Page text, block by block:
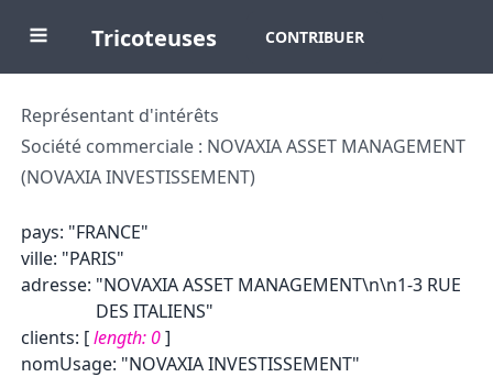
Tricoteuses CONTRIBUER
Représentant d'intérêts
Société commerciale : NOVAXIA ASSET MANAGEMENT
(NOVAXIA INVESTISSEMENT)
pays: "FRANCE"
ville: "PARIS"
adresse: "NOVAXIA ASSET MANAGEMENT\n\n1-3 RUE
DES ITALIENS"
clients: [length: 0]
nomUsage: "NOVAXIA INVESTISSEMENT"